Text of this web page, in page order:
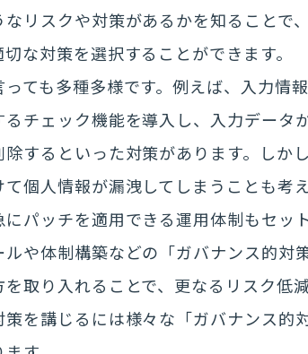
なリスクや対策があるかを知ることで
な対策を選択することができます。
っても多種多様です。例えば、入力情
るチェック機能を導入し、入力データ
するといった対策があります。しか
て個人情報が漏洩してしまうことも考
パッチを適用できる運用体制もセッ
ルや体制構築などの「ガバナンス的対
を取り入れることで、更なるリスク低
策を講じるには様々な「ガバナンス的